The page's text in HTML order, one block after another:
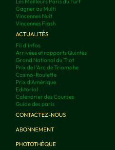
Gagner au Multi
Vincennes Nuit
Vincennes Flash
ACTUALITÉS
Fil d'infos
Arrivées et rapports Quintés
Grand National du Trot
Prix de l'Arc de Triomphe
Casino-Roulette
Prix d'Amérique
Editorial
Calendrier des Courses
Guide des paris
CONTACTEZ-NOUS
ABONNEMENT
PHOTOTHÈQUE